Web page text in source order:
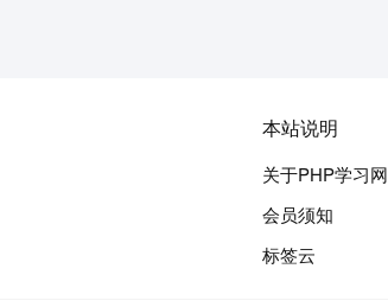
本站说明
关于PHP学习网
会员须知
标签云